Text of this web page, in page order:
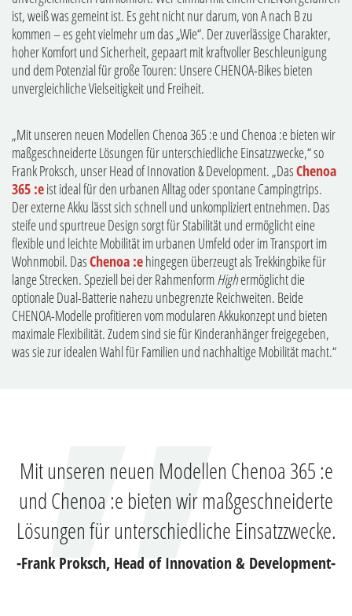
ist, weiß was gemeint ist. Es geht nicht nur darum, von A nach B zu
kommen – es geht vielmehr um das „Wie“. Der zuverlässige Charakter,
hoher Komfort und Sicherheit, gepaart mit kraftvoller Beschleunigung
und dem Potenzial für große Touren: Unsere CHENOA-Bikes bieten
unvergleichliche Vielseitigkeit und Freiheit.
„Mit unseren neuen Modellen Chenoa 365 :e und Chenoa :e bieten wir
maßgeschneiderte Lösungen für unterschiedliche Einsatzzwecke,“ so
Frank Proksch, unser Head of Innovation & Development. „DasChenoa
365 :eist ideal für den urbanen Alltag oder spontane Campingtrips.
Der externe Akku lässt sich schnell und unkompliziert entnehmen. Das
steife und spurtreue Design sorgt für Stabilität und ermöglicht eine
flexible und leichte Mobilität im urbanen Umfeld oder im Transport im
Wohnmobil. DasChenoa :ehingegen überzeugt als Trekkingbike für
lange Strecken. Speziell bei der RahmenformHighermöglicht die
optionale Dual-Batterie nahezu unbegrenzte Reichweiten. Beide
CHENOA-Modelle profitieren vom modularen Akkukonzept und bieten
maximale Flexibilität. Zudem sind sie für Kinderanhänger freigegeben,
was sie zur idealen Wahl für Familien und nachhaltige Mobilität macht.“
Mit unseren neuen Modellen Chenoa 365 :e
und Chenoa :e bieten wir maßgeschneiderte
Lösungen für unterschiedliche Einsatzzwecke.
-Frank Proksch, Head of Innovation & Development-